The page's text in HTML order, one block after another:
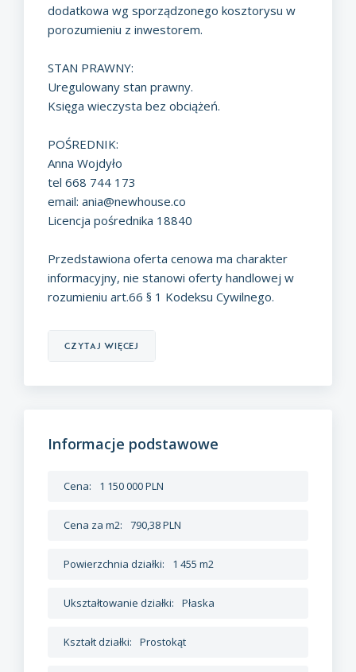
dodatkowa wg sporządzonego kosztorysu w
porozumieniu z inwestorem.
STAN PRAWNY:
Uregulowany stan prawny.
Księga wieczysta bez obciążeń.
POŚREDNIK:
Anna Wojdyło
tel 668 744 173
email: ania@newhouse.co
Licencja pośrednika 18840
Przedstawiona oferta cenowa ma charakter
informacyjny, nie stanowi oferty handlowej w
rozumieniu art.66 § 1 Kodeksu Cywilnego.
czytaj więcej
Informacje podstawowe
Cena: 1 150 000 PLN
Cena za m2: 790,38 PLN
Powierzchnia działki: 1 455 m2
Ukształtowanie działki: Płaska
Kształt działki: Prostokąt